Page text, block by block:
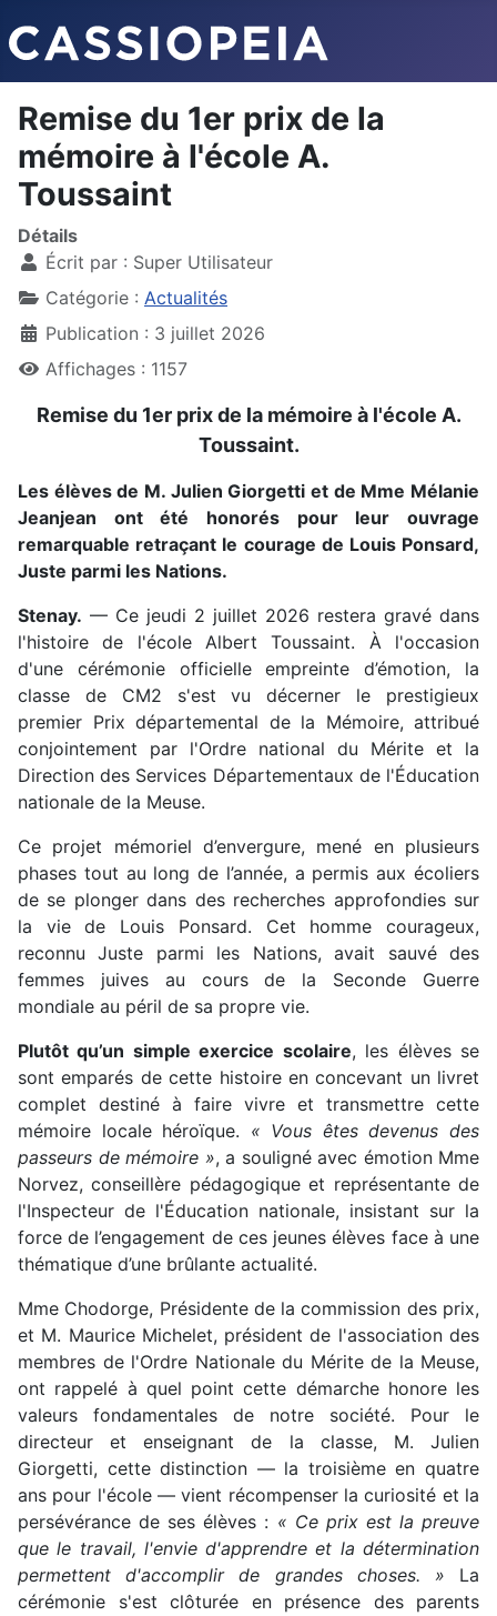
Remise du 1er prix de la
mémoire à l'école A.
Toussaint
Détails
Écrit par : Super Utilisateur
Catégorie : Actualités
Publication : 3 juillet 2026
Affichages : 1157
Remise du 1er prix de la mémoire à l'école A.
Toussaint.
Les élèves de M. Julien Giorgetti et de Mme Mélanie
Jeanjean ont été honorés pour leur ouvrage
remarquable retraçant le courage de Louis Ponsard,
Juste parmi les Nations.
Stenay. — Ce jeudi 2 juillet 2026 restera gravé dans
l'histoire de l'école Albert Toussaint. À l'occasion
d'une cérémonie officielle empreinte d’émotion, la
classe de CM2 s'est vu décerner le prestigieux
premier Prix départemental de la Mémoire, attribué
conjointement par l'Ordre national du Mérite et la
Direction des Services Départementaux de l'Éducation
nationale de la Meuse.
Ce projet mémoriel d’envergure, mené en plusieurs
phases tout au long de l’année, a permis aux écoliers
de se plonger dans des recherches approfondies sur
la vie de Louis Ponsard. Cet homme courageux,
reconnu Juste parmi les Nations, avait sauvé des
femmes juives au cours de la Seconde Guerre
mondiale au péril de sa propre vie.
Plutôt qu’un simple exercice scolaire, les élèves se
sont emparés de cette histoire en concevant un livret
complet destiné à faire vivre et transmettre cette
mémoire locale héroïque. « Vous êtes devenus des
passeurs de mémoire », a souligné avec émotion Mme
Norvez, conseillère pédagogique et représentante de
l'Inspecteur de l'Éducation nationale, insistant sur la
force de l’engagement de ces jeunes élèves face à une
thématique d’une brûlante actualité.
Mme Chodorge, Présidente de la commission des prix,
et M. Maurice Michelet, président de l'association des
membres de l'Ordre Nationale du Mérite de la Meuse,
ont rappelé à quel point cette démarche honore les
valeurs fondamentales de notre société. Pour le
directeur et enseignant de la classe, M. Julien
Giorgetti, cette distinction — la troisième en quatre
ans pour l'école — vient récompenser la curiosité et la
persévérance de ses élèves : « Ce prix est la preuve
que le travail, l'envie d'apprendre et la détermination
permettent d'accomplir de grandes choses. » La
cérémonie s'est clôturée en présence des parents